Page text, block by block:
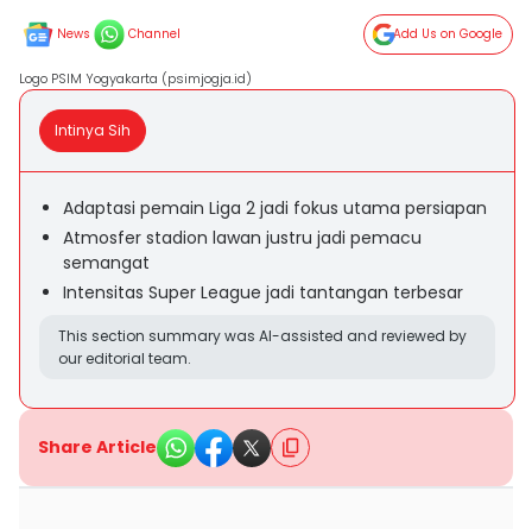
News Channel Add Us on Google
Logo PSIM Yogyakarta (psimjogja.id)
Intinya Sih
Adaptasi pemain Liga 2 jadi fokus utama persiapan
Atmosfer stadion lawan justru jadi pemacu
semangat
Intensitas Super League jadi tantangan terbesar
This section summary was AI-assisted and reviewed by
our editorial team.
Share Article